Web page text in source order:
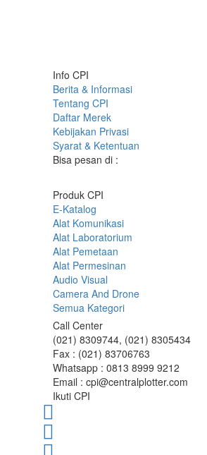
Info CPI
Berita & Informasi
Tentang CPI
Daftar Merek
Kebijakan Privasi
Syarat & Ketentuan
Bisa pesan di :
Produk CPI
E-Katalog
Alat Komunikasi
Alat Laboratorium
Alat Pemetaan
Alat Permesinan
Audio Visual
Camera And Drone
Semua Kategori
Call Center
(021) 8309744, (021) 8305434
Fax : (021) 83706763
Whatsapp : 0813 8999 9212
Email : cpi@centralplotter.com
Ikuti CPI